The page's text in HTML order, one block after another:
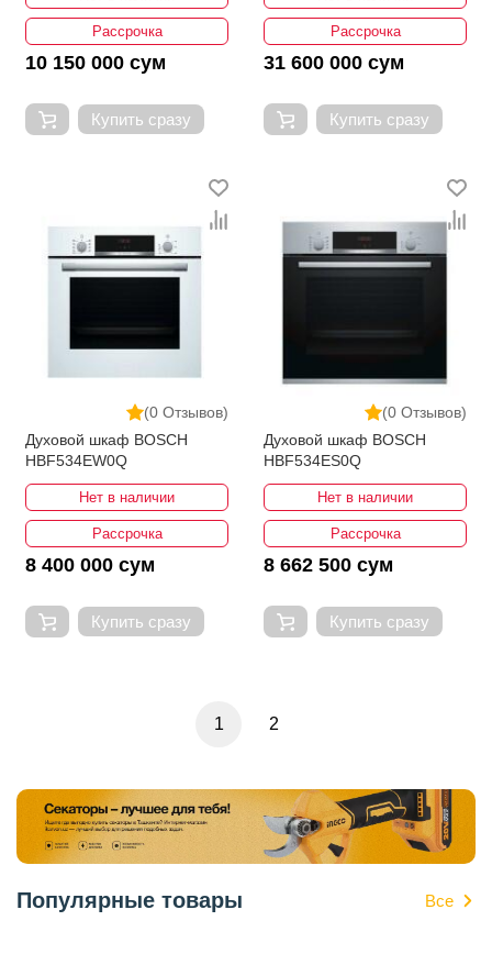
Рассрочка
10 150 000 сум
Купить сразу
Рассрочка
31 600 000 сум
Купить сразу
(0 Отзывов)
Духовой шкаф BOSCH
HBF534EW0Q
Нет в наличии
Рассрочка
8 400 000 сум
Купить сразу
(0 Отзывов)
Духовой шкаф BOSCH
HBF534ES0Q
Нет в наличии
Рассрочка
8 662 500 сум
Купить сразу
1 2
Популярные товары Все